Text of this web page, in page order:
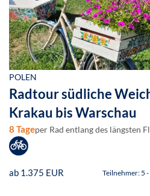
POLEN
Radtour südliche
Krakau bis Warschau
8 Tageper Rad entlang des längsten
ab 1.375 EUR Teilnehmer: 5